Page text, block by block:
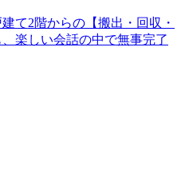
て2階からの【搬出・回収・
楽しい会話の中で無事完了